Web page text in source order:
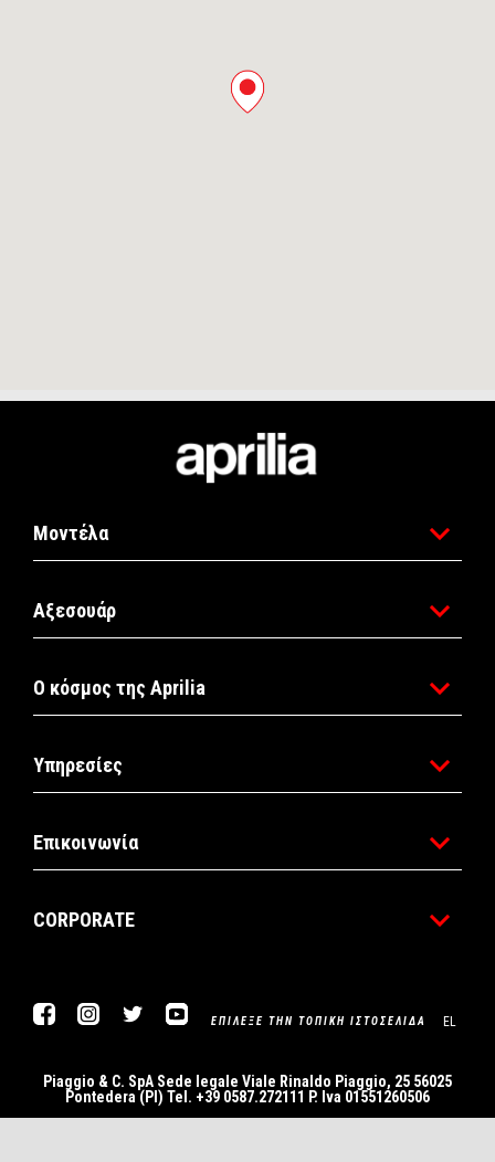
Μοντέλα
Αξεσουάρ
Ο κόσμος της Aprilia
Υπηρεσίες
Επικοινωνία
CORPORATE
FacebookInstagram
Twitter YouTube
ΕΠΊΛΕΞΕ ΤΗΝ ΤΟΠΙΚΉ ΙΣΤΟΣΕΛΊΔΑ EL
Piaggio & C. SpA Sede legale Viale Rinaldo Piaggio, 25 56025
Pontedera (PI) Tel. +39 0587.272111 P. Iva 01551260506